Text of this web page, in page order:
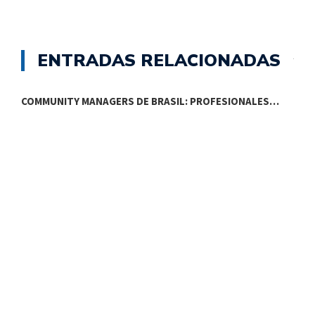
ENTRADAS RELACIONADAS
COMMUNITY MANAGERS DE BRASIL: PROFESIONALES…